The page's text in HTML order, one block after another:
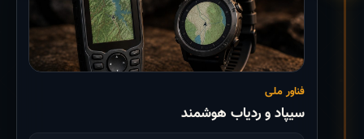
فناور ملی
سیپاد و ردیاب هوشمند